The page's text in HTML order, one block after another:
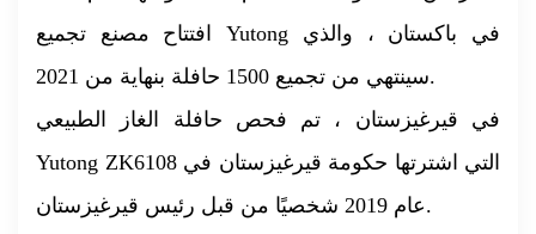
افتتاح مصنع تجميع Yutong في باكستان ، والذي
سينتهي من تجميع 1500 حافلة بنهاية من 2021.
في قيرغيزستان ، تم فحص حافلة الغاز الطبيعي
Yutong ZK6108 التي اشترتها حكومة قيرغيزستان في
عام 2019 شخصيًا من قبل رئيس قيرغيزستان.